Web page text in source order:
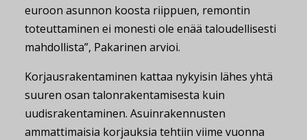
euroon asunnon koosta riippuen, remontin
toteuttaminen ei monesti ole enää taloudellisesti
mahdollista”, Pakarinen arvioi.
Korjausrakentaminen kattaa nykyisin lähes yhtä
suuren osan talonrakentamisesta kuin
uudisrakentaminen. Asuinrakennusten
ammattimaisia korjauksia tehtiin viime vuonna